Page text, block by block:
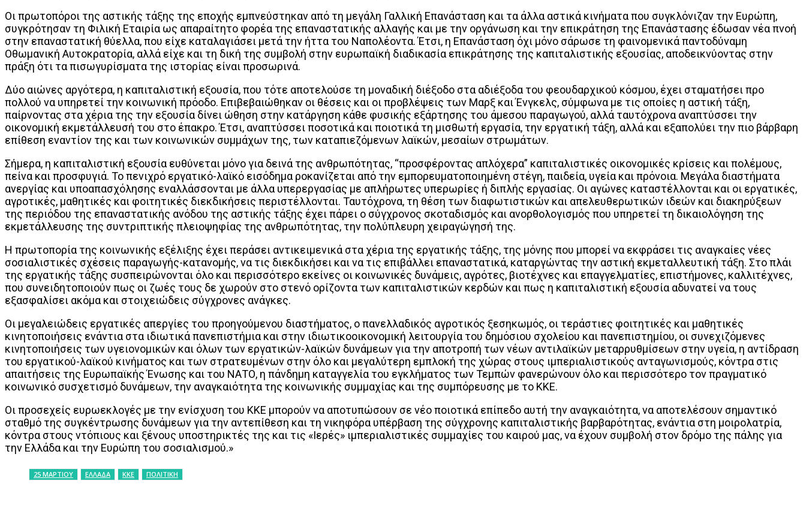
Οι πρωτοπόροι της αστικής τάξης της εποχής εμπνεύστηκαν από τη μεγάλη Γαλλική Επανάσταση και τα άλλα αστικά κινήματα που συγκλόνιζαν την Ευρώπη,
συγκρότησαν τη Φιλική Εταιρία ως απαραίτητο φορέα της επαναστατικής αλλαγής και με την οργάνωση και την επικράτηση της Επανάστασης έδωσαν νέα πνοή
στην επαναστατική θύελλα, που είχε καταλαγιάσει μετά την ήττα του Ναπολέοντα. Έτσι, η Επανάσταση όχι μόνο σάρωσε τη φαινομενικά παντοδύναμη
Οθωμανική Αυτοκρατορία, αλλά είχε και τη δική της συμβολή στην ευρωπαϊκή διαδικασία επικράτησης της καπιταλιστικής εξουσίας, αποδεικνύοντας στην
πράξη ότι τα πισωγυρίσματα της ιστορίας είναι προσωρινά.
Δύο αιώνες αργότερα, η καπιταλιστική εξουσία, που τότε αποτελούσε τη μοναδική διέξοδο στα αδιέξοδα του φεουδαρχικού κόσμου, έχει σταματήσει προ
πολλού να υπηρετεί την κοινωνική πρόοδο. Επιβεβαιώθηκαν οι θέσεις και οι προβλέψεις των Μαρξ και Ένγκελς, σύμφωνα με τις οποίες η αστική τάξη,
παίρνοντας στα χέρια της την εξουσία δίνει ώθηση στην κατάργηση κάθε φυσικής εξάρτησης του άμεσου παραγωγού, αλλά ταυτόχρονα αναπτύσσει την
οικονομική εκμετάλλευσή του στο έπακρο. Έτσι, αναπτύσσει ποσοτικά και ποιοτικά τη μισθωτή εργασία, την εργατική τάξη, αλλά και εξαπολύει την πιο βάρβαρη
επίθεση εναντίον της και των κοινωνικών συμμάχων της, των καταπιεζόμενων λαϊκών, μεσαίων στρωμάτων.
Σήμερα, η καπιταλιστική εξουσία ευθύνεται μόνο για δεινά της ανθρωπότητας, “προσφέροντας απλόχερα” καπιταλιστικές οικονομικές κρίσεις και πολέμους,
πείνα και προσφυγιά. Το πενιχρό εργατικό-λαϊκό εισόδημα ροκανίζεται από την εμπορευματοποιημένη στέγη, παιδεία, υγεία και πρόνοια. Μεγάλα διαστήματα
ανεργίας και υποαπασχόλησης εναλλάσσονται με άλλα υπερεργασίας με απλήρωτες υπερωρίες ή διπλής εργασίας. Οι αγώνες καταστέλλονται και οι εργατικές,
αγροτικές, μαθητικές και φοιτητικές διεκδικήσεις περιστέλλονται. Ταυτόχρονα, τη θέση των διαφωτιστικών και απελευθερωτικών ιδεών και διακηρύξεων
της περιόδου της επαναστατικής ανόδου της αστικής τάξης έχει πάρει ο σύγχρονος σκοταδισμός και ανορθολογισμός που υπηρετεί τη δικαιολόγηση της
εκμετάλλευσης της συντριπτικής πλειοψηφίας της ανθρωπότητας, την πολύπλευρη χειραγώγησή της.
Η πρωτοπορία της κοινωνικής εξέλιξης έχει περάσει αντικειμενικά στα χέρια της εργατικής τάξης, της μόνης που μπορεί να εκφράσει τις αναγκαίες νέες
σοσιαλιστικές σχέσεις παραγωγής-κατανομής, να τις διεκδικήσει και να τις επιβάλλει επαναστατικά, καταργώντας την αστική εκμεταλλευτική τάξη. Στο πλάι
της εργατικής τάξης συσπειρώνονται όλο και περισσότερο εκείνες οι κοινωνικές δυνάμεις, αγρότες, βιοτέχνες και επαγγελματίες, επιστήμονες, καλλιτέχνες,
που συνειδητοποιούν πως οι ζωές τους δε χωρούν στο στενό ορίζοντα των καπιταλιστικών κερδών και πως η καπιταλιστική εξουσία αδυνατεί να τους
εξασφαλίσει ακόμα και στοιχειώδεις σύγχρονες ανάγκες.
Οι μεγαλειώδεις εργατικές απεργίες του προηγούμενου διαστήματος, ο πανελλαδικός αγροτικός ξεσηκωμός, οι τεράστιες φοιτητικές και μαθητικές
κινητοποιήσεις ενάντια στα ιδιωτικά πανεπιστήμια και στην ιδιωτικοοικονομική λειτουργία του δημόσιου σχολείου και πανεπιστημίου, οι συνεχιζόμενες
κινητοποιήσεις των υγειονομικών και όλων των εργατικών-λαϊκών δυνάμεων για την αποτροπή των νέων αντιλαϊκών μεταρρυθμίσεων στην υγεία, η αντίδραση
του εργατικού-λαϊκού κινήματος και των στρατευμένων στην όλο και μεγαλύτερη εμπλοκή της χώρας στους ιμπεριαλιστικούς ανταγωνισμούς, κόντρα στις
απαιτήσεις της Ευρωπαϊκής Ένωσης και του ΝΑΤΟ, η πάνδημη καταγγελία του εγκλήματος των Τεμπών φανερώνουν όλο και περισσότερο τον πραγματικό
κοινωνικό συσχετισμό δυνάμεων, την αναγκαιότητα της κοινωνικής συμμαχίας και της συμπόρευσης με το ΚΚΕ.
Οι προσεχείς ευρωεκλογές με την ενίσχυση του ΚΚΕ μπορούν να αποτυπώσουν σε νέο ποιοτικά επίπεδο αυτή την αναγκαιότητα, να αποτελέσουν σημαντικό
σταθμό της συγκέντρωσης δυνάμεων για την αντεπίθεση και τη νικηφόρα υπέρβαση της σύγχρονης καπιταλιστικής βαρβαρότητας, ενάντια στη μοιρολατρία,
κόντρα στους ντόπιους και ξένους υποστηρικτές της και τις «Ιερές» ιμπεριαλιστικές συμμαχίες του καιρού μας, να έχουν συμβολή στον δρόμο της πάλης για
την Ελλάδα και την Ευρώπη του σοσιαλισμού.»
25 ΜΑΡΤΙΟΥ ΕΛΛΑΔΑ ΚΚΕ ΠΟΛΙΤΙΚΗ